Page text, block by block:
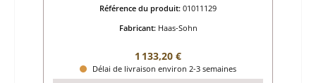
Référence du produit: 01011129
Fabricant: Haas-Sohn
Prix régulier :
1 133,20 €
Délai de livraison environ 2-3 semaines